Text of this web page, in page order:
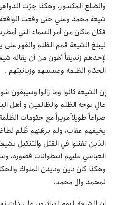
والضلع المكسور، وهكذا جرّت
شيعة محمد وعلي حتى وقعت الواقعة
فكان ماكان من أمر السماء التي
ليبلغ الشيعة قمم الظلم والقهر
لإحدهم زنديقاً أهون من أن يقاله
الحكام الظلمة وعسسهم وزبانيتهم .
إن الشيعة كانوا وما زالوا
عالٍ بوجه الظلم والظالمين و أهل
صراعاً طويلاً مريراً مع حكومات
يخيفهم عقاب، ولم يرهَبَهم ظُلم
الذين تفننوا في القتل والتنكيل
العباسي عليهم أسطوانات قصوره،
وهكذا كان دين وديدن الملوك
لمحمد وال محمد.